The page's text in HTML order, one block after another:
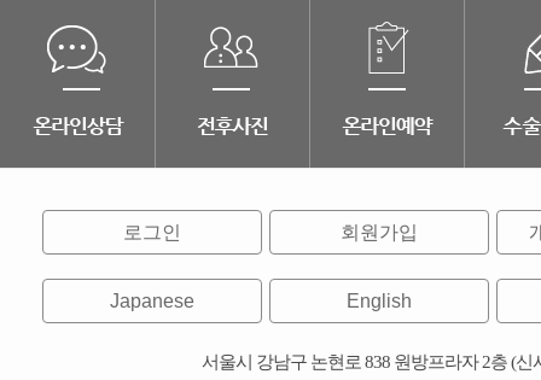
로그인 회원가입
Japanese English
서울시 강남구 논현로 838 원방프라자 2층 (신